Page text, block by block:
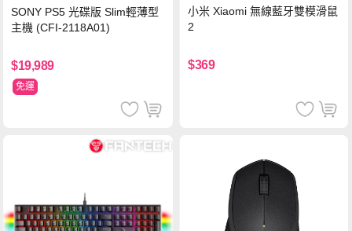
SONY PS5 光碟版 Slim輕薄型
主機 (CFI-2118A01)
$19,989
免運
小米 Xiaomi 無線藍牙雙模滑鼠
2
$369